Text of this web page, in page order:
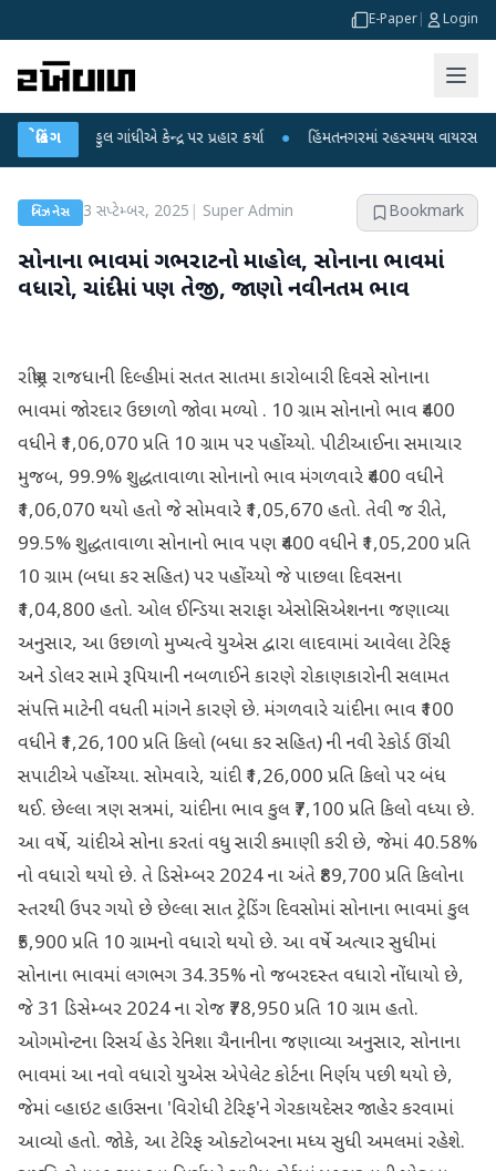
E-Paper Login
બ્રેકિંગ
રાહુલ ગાંધીએ કેન્દ્ર પર પ્રહાર કર્યા ● હિંમતનગરમાં રહસ્યમય વાયરસ કે ચાંદીપુરા?
બિઝનેસ 3 સપ્ટેમ્બર, 2025 Super Admin Bookmark
સોનાના ભાવમાં ગભરાટનો માહોલ, સોનાના ભાવમાં
વધારો, ચાંદીમાં પણ તેજી, જાણો નવીનતમ ભાવ
રાષ્ટ્રીય રાજધાની દિલ્હીમાં સતત સાતમા કારોબારી દિવસે સોનાના
ભાવમાં જોરદાર ઉછાળો જોવા મળ્યો . 10 ગ્રામ સોનાનો ભાવ ₹400
વધીને ₹1,06,070 પ્રતિ 10 ગ્રામ પર પહોંચ્યો. પીટીઆઈના સમાચાર
મુજબ, 99.9% શુદ્ધતાવાળા સોનાનો ભાવ મંગળવારે ₹400 વધીને
₹1,06,070 થયો હતો જે સોમવારે ₹1,05,670 હતો. તેવી જ રીતે,
99.5% શુદ્ધતાવાળા સોનાનો ભાવ પણ ₹400 વધીને ₹1,05,200 પ્રતિ
10 ગ્રામ (બધા કર સહિત) પર પહોંચ્યો જે પાછલા દિવસના
₹1,04,800 હતો. ઓલ ઈન્ડિયા સરાફા એસોસિએશનના જણાવ્યા
અનુસાર, આ ઉછાળો મુખ્યત્વે યુએસ દ્વારા લાદવામાં આવેલા ટેરિફ
અને ડોલર સામે રૂપિયાની નબળાઈને કારણે રોકાણકારોની સલામત
સંપત્તિ માટેની વધતી માંગને કારણે છે. મંગળવારે ચાંદીના ભાવ ₹100
વધીને ₹1,26,100 પ્રતિ કિલો (બધા કર સહિત) ની નવી રેકોર્ડ ઊંચી
સપાટીએ પહોંચ્યા. સોમવારે, ચાંદી ₹1,26,000 પ્રતિ કિલો પર બંધ
થઈ. છેલ્લા ત્રણ સત્રમાં, ચાંદીના ભાવ કુલ ₹7,100 પ્રતિ કિલો વધ્યા છે.
આ વર્ષે, ચાંદીએ સોના કરતાં વધુ સારી કમાણી કરી છે, જેમાં 40.58%
નો વધારો થયો છે. તે ડિસેમ્બર 2024 ના અંતે ₹89,700 પ્રતિ કિલોના
સ્તરથી ઉપર ગયો છે છેલ્લા સાત ટ્રેડિંગ દિવસોમાં સોનાના ભાવમાં કુલ
₹5,900 પ્રતિ 10 ગ્રામનો વધારો થયો છે. આ વર્ષે અત્યાર સુધીમાં
સોનાના ભાવમાં લગભગ 34.35% નો જબરદસ્ત વધારો નોંધાયો છે,
જે 31 ડિસેમ્બર 2024 ના રોજ ₹78,950 પ્રતિ 10 ગ્રામ હતો.
ઓગમોન્ટના રિસર્ચ હેડ રેનિશા ચૈનાનીના જણાવ્યા અનુસાર, સોનાના
ભાવમાં આ નવો વધારો યુએસ એપેલેટ કોર્ટના નિર્ણય પછી થયો છે,
જેમાં વ્હાઇટ હાઉસના 'વિરોધી ટેરિફ'ને ગેરકાયદેસર જાહેર કરવામાં
આવ્યો હતો. જોકે, આ ટેરિફ ઓક્ટોબરના મધ્ય સુધી અમલમાં રહેશે.